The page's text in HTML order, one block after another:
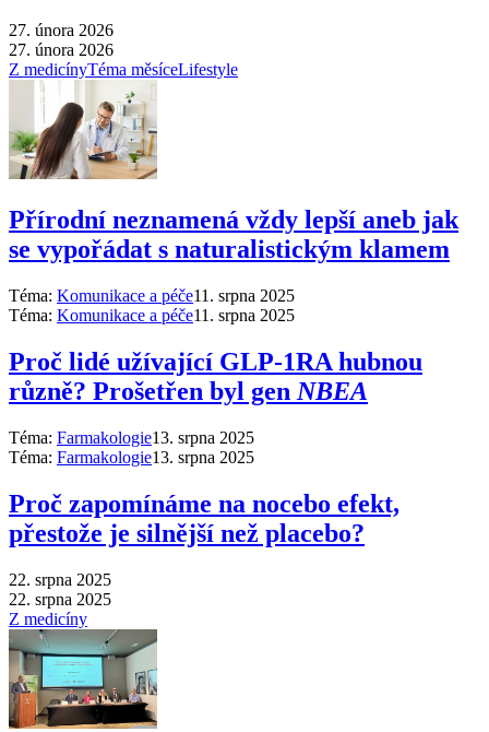
27. února 2026
27. února 2026
Z medicínyTéma měsíceLifestyle
Přírodní neznamená vždy lepší aneb jak
se vypořádat s naturalistickým klamem
Téma: Komunikace a péče11. srpna 2025
Téma: Komunikace a péče11. srpna 2025
Proč lidé užívající GLP-1RA hubnou
různě? Prošetřen byl gen NBEA
Téma: Farmakologie13. srpna 2025
Téma: Farmakologie13. srpna 2025
Proč zapomínáme na nocebo efekt,
přestože je silnější než placebo?
22. srpna 2025
22. srpna 2025
Z medicíny